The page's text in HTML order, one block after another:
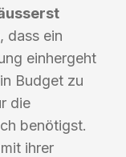
dass ein
einhergeht
Budget zu
die
benötigst.
ihrer